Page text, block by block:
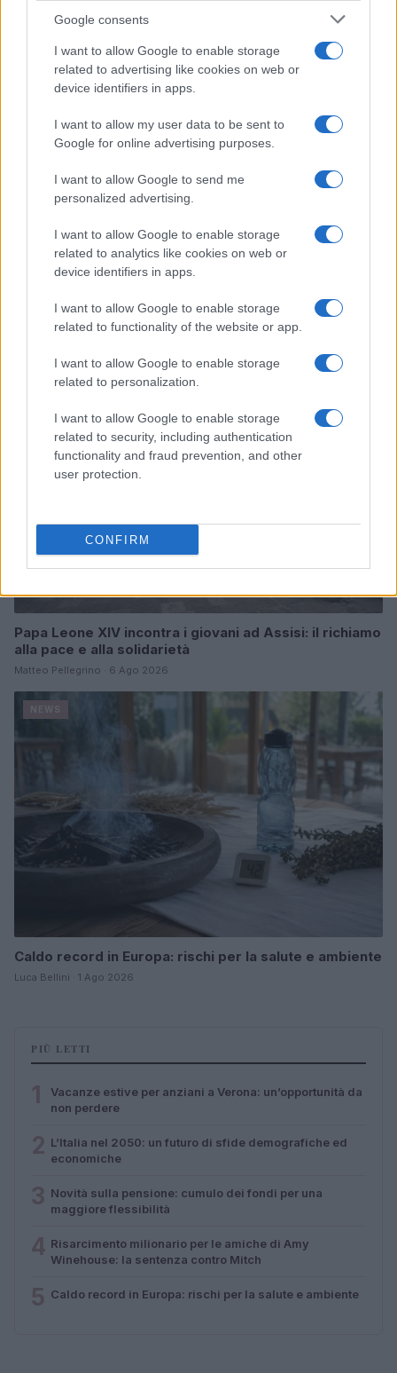
Google consents
I want to allow Google to enable storage
related to advertising like cookies on web or
device identifiers in apps.
I want to allow my user data to be sent to
Google for online advertising purposes.
I want to allow Google to send me
personalized advertising.
I want to allow Google to enable storage
related to analytics like cookies on web or
device identifiers in apps.
I want to allow Google to enable storage
related to functionality of the website or app.
I want to allow Google to enable storage
related to personalization.
I want to allow Google to enable storage
related to security, including authentication
functionality and fraud prevention, and other
user protection.
CONFIRM
Continua a leggere
Papa Leone a Santa Maria degli Angeli: migliaia di
giovani per il meeting francescano
NEWS
Papa Leone XIV incontra i giovani ad Assisi: il richiamo
alla pace e alla solidarietà
Matteo Pellegrino · 6 Ago 2026
Caldo record in Europa: rischi per la salute e ambiente
Luca Bellini · 1 Ago 2026
PIÙ LETTI
Vacanze estive per anziani a Verona: un’opportunità da
non perdere
L’Italia nel 2050: un futuro di sfide demografiche ed
economiche
Novità sulla pensione: cumulo dei fondi per una
maggiore flessibilità
Risarcimento milionario per le amiche di Amy
Winehouse: la sentenza contro Mitch
Caldo record in Europa: rischi per la salute e ambiente